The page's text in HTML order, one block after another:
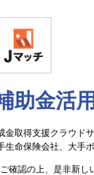
助金活
取得支援クラウドサ
命保険会社、大手
確認の上、是非新し